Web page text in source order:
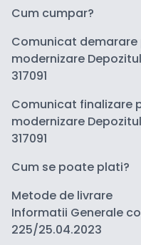
Cum cumpar?
Comunicat demarare
modernizare
317091
Comunicat finalizare
modernizare
317091
Cum se poate plati?
Metode de livrare
Informatii Generale
225/25.04.2023